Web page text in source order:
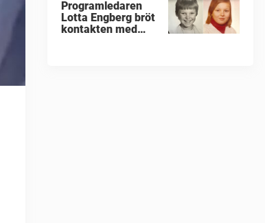
Programledaren
Lotta Engberg bröt
kontakten med